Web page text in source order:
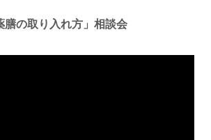
膳の取り入れ方」相談会